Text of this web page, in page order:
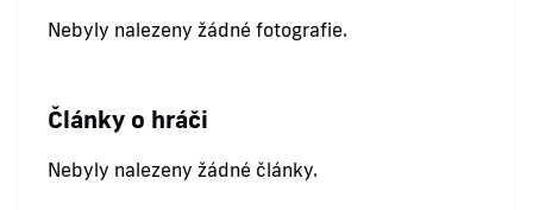
Nebyly nalezeny žádné fotografie.
Články o hráči
Nebyly nalezeny žádné články.